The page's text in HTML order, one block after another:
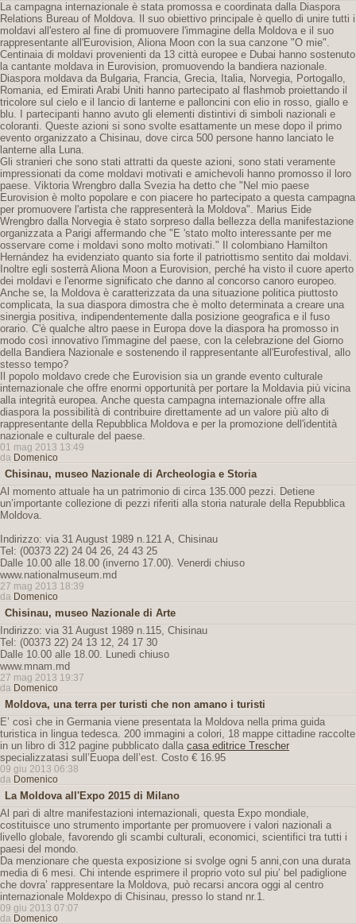
La campagna internazionale è stata promossa e coordinata dalla Diaspora
Relations Bureau of Moldova. Il suo obiettivo principale è quello di unire tutti i
moldavi all'estero al fine di promuovere l'immagine della Moldova e il suo
rappresentante all'Eurovision, Aliona Moon con la sua canzone "O mie".
Centinaia di moldavi provenienti da 13 città europee e Dubai hanno sostenuto
la cantante moldava in Eurovision, promuovendo la bandiera nazionale.
Diaspora moldava da Bulgaria, Francia, Grecia, Italia, Norvegia, Portogallo,
Romania, ed Emirati Arabi Uniti hanno partecipato al flashmob proiettando il
tricolore sul cielo e il lancio di lanterne e palloncini con elio in rosso, giallo e
blu. I partecipanti hanno avuto gli elementi distintivi di simboli nazionali e
coloranti. Queste azioni si sono svolte esattamente un mese dopo il primo
evento organizzato a Chisinau, dove circa 500 persone hanno lanciato le
lanterne alla Luna.
Gli stranieri che sono stati attratti da queste azioni, sono stati veramente
impressionati da come moldavi motivati ​​e amichevoli hanno promosso il loro
paese. Viktoria Wrengbro dalla Svezia ha detto che "Nel mio paese
Eurovision è molto popolare e con piacere ho partecipato a questa campagna
per promuovere l'artista che rappresenterà la Moldova". Marius Eide
Wrengbro dalla Norvegia è stato sorpreso dalla bellezza della manifestazione
organizzata a Parigi affermando che "E 'stato molto interessante per me
osservare come i moldavi sono molto motivati." Il colombiano Hamilton
Hernández ha evidenziato quanto sia forte il patriottismo sentito dai moldavi.
Inoltre egli sosterrà Aliona Moon a Eurovision, perché ha visto il cuore aperto
dei moldavi e l'enorme significato che danno al concorso canoro europeo.
Anche se, la Moldova è caratterizzata da una situazione politica piuttosto
complicata, la sua diaspora dimostra che è molto determinata a creare una
sinergia positiva, indipendentemente dalla posizione geografica e il fuso
orario. C'è qualche altro paese in Europa dove la diaspora ha promosso in
modo così innovativo l'immagine del paese, con la celebrazione del Giorno
della Bandiera Nazionale e sostenendo il rappresentante all'Eurofestival, allo
stesso tempo?
Il popolo moldavo crede che Eurovision sia un grande evento culturale
internazionale che offre enormi opportunità per portare la Moldavia più vicina
alla integrità europea. Anche questa campagna internazionale offre alla
diaspora la possibilità di contribuire direttamente ad un valore più alto di
rappresentante della Repubblica Moldova e per la promozione dell'identità
nazionale e culturale del paese.
01 mag 2013 13:49
da Domenico
Chisinau, museo Nazionale di Archeologia e Storia
Al momento attuale ha un patrimonio di circa 135.000 pezzi. Detiene
un’importante collezione di pezzi riferiti alla storia naturale della Repubblica
Moldova.
Indirizzo: via 31 August 1989 n.121 A, Chisinau
Tel: (00373 22) 24 04 26, 24 43 25
Dalle 10.00 alle 18.00 (inverno 17.00). Venerdi chiuso
www.nationalmuseum.md
27 mag 2013 18:39
da Domenico
Chisinau, museo Nazionale di Arte
Indirizzo: via 31 August 1989 n.115, Chisinau
Tel: (00373 22) 24 13 12, 24 17 30
Dalle 10.00 alle 18.00. Lunedi chiuso
www.mnam.md
27 mag 2013 19:37
da Domenico
Moldova, una terra per turisti che non amano i turisti
E’ così che in Germania viene presentata la Moldova nella prima guida
turistica in lingua tedesca. 200 immagini a colori, 18 mappe cittadine raccolte
in un libro di 312 pagine pubblicato dalla casa editrice Trescher
specializzatasi sull’Euopa dell’est. Costo € 16.95
09 giu 2013 06:38
da Domenico
La Moldova all'Expo 2015 di Milano
Al pari di altre manifestazioni internazionali, questa Expo mondiale,
costituisce uno strumento importante per promuovere i valori nazionali a
livello globale, favorendo gli scambi culturali, economici, scientifici tra tutti i
paesi del mondo.
Da menzionare che questa exposizione si svolge ogni 5 anni,con una durata
media di 6 mesi. Chi intende esprimere il proprio voto sul piu’ bel padiglione
che dovra’ rappresentare la Moldova, può recarsi ancora oggi al centro
internazionale Moldexpo di Chisinau, presso lo stand nr.1.
09 giu 2013 07:07
da Domenico